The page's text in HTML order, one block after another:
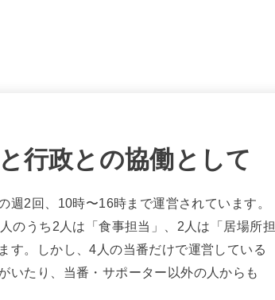
行政との協働として
週2回、10時〜16時まで運営されています。
のうち2人は「食事担当」、2人は「居場所担
す。しかし、4人の当番だけで運営している
いたり、当番・サポーター以外の人からも